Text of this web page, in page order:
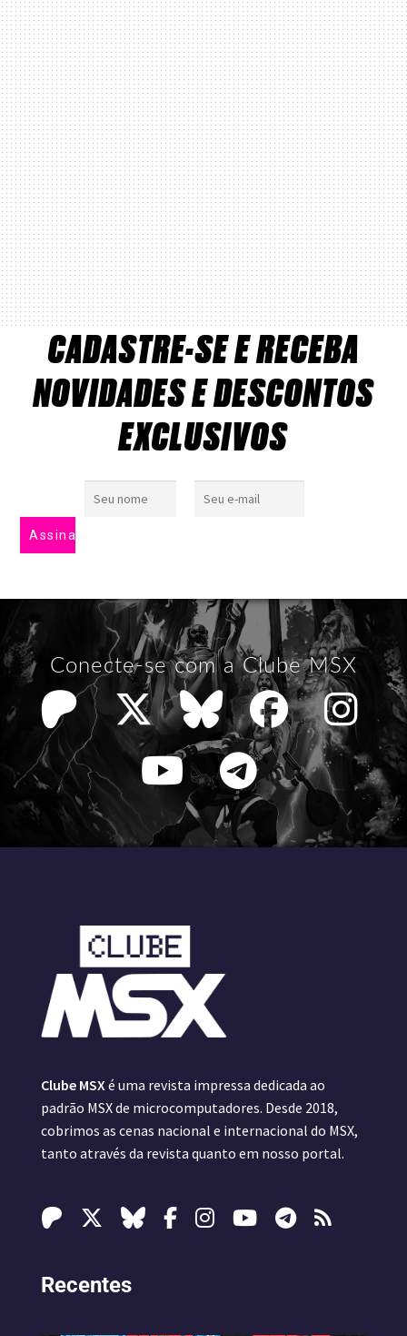
CADASTRE-SE E RECEBA
NOVIDADES E DESCONTOS
EXCLUSIVOS
Conecte-se com a Clube MSX
Clube MSXé uma revista impressa dedicada ao
padrão MSX de microcomputadores. Desde 2018,
cobrimos as cenas nacional e internacional do MSX,
tanto através da revista quanto em nosso portal.
Recentes